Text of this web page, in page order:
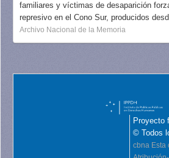
familiares y víctimas de desaparición
represivo en el Cono Sur, producidos
Archivo Nacional de la Memoria
Proyecto
© Todos
cbna Esta